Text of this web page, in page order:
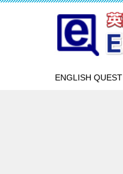
ENGLISH QUEST